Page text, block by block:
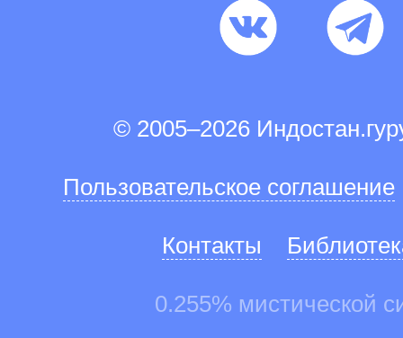
© 2005–2026
Пользовательское соглашение
Контакты
0.255% мистической